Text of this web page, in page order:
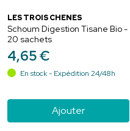
LES TROIS CHÊNES
Schoum Digestion Tisane Bio -
20 sachets
4,65€
En stock - Expédition 24/48h
Ajouter